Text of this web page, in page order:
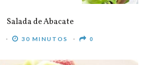
Salada de Abacate
30 MINUTOS 0